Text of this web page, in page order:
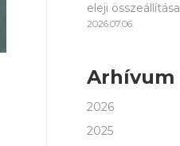
eleji összeállítása
2026.07.06.
Arhívum
2026
2025